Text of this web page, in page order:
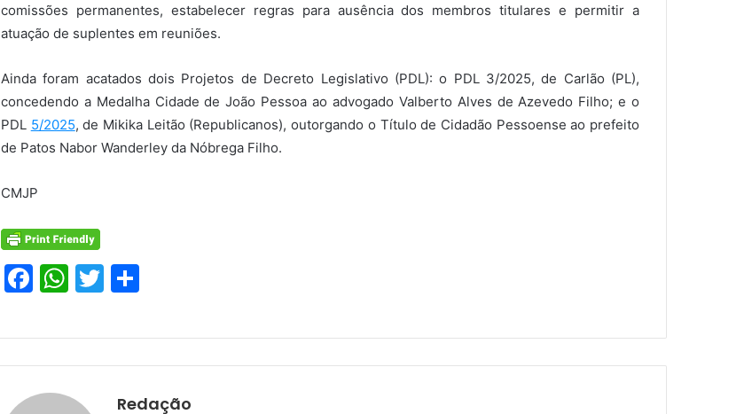
comissões permanentes, estabelecer regras para ausência dos membros titulares e permitir a
atuação de suplentes em reuniões.
Ainda foram acatados dois Projetos de Decreto Legislativo (PDL): o PDL 3/2025, de Carlão (PL),
concedendo a Medalha Cidade de João Pessoa ao advogado Valberto Alves de Azevedo Filho; e o
PDL 5/2025, de Mikika Leitão (Republicanos), outorgando o Título de Cidadão Pessoense ao prefeito
de Patos Nabor Wanderley da Nóbrega Filho.
CMJP
F
c
e
b
W
at
s
A
T
itt
er
ar
e
Redação